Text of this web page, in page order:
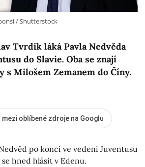
Tvrdík láká Pavla Nedvěda
do Slavie. Oba se znají
s Milošem Zemanem do Číny.
/ Shutterstock
mezi oblíbené zdroje na Googlu
po konci ve vedení Juventusu
hned hlásit v Edenu.